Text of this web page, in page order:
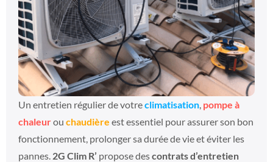
Un entretien régulier de votreclimatisation, pompe à
chaleurou chaudière est essentiel pour assurer son bon
fonctionnement, prolonger sa durée de vie et éviter les
pannes. 2G Clim R’ propose descontrats d’entretien